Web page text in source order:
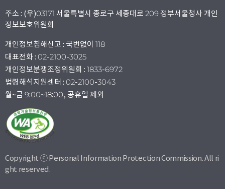
주소 : (우)03171 서울특별시 종로구 세종대로 209 정부서울청사 개인
정보보호위원회
개인정보침해신고 : 국번없이 118
대표전화 : 02-2100-3025
개인정보분쟁조정위원회 : 1833-6972
법령해석지원센터 : 02-2100-3043
월~금 9:00~18:00, 공휴일 제외
Copyright ⓒ Personal Information Protection Commission. All ri
ght reserved.